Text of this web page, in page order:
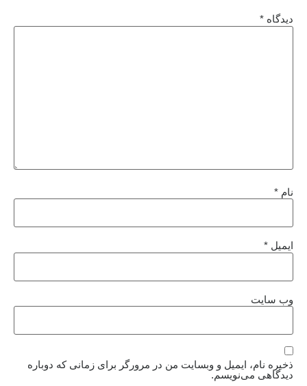
دیدگاه *
نام *
ایمیل *
وب‌ سایت
ذخیره نام، ایمیل و وبسایت من در مرورگر برای زمانی که دوباره
دیدگاهی می‌نویسم.